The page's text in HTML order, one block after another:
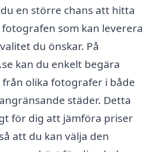
en större chans att hitta
som kan leverera
du önskar. På
kan du enkelt begära
olika fotografer i både
städer. Detta
för dig att jämföra priser
att du kan välja den